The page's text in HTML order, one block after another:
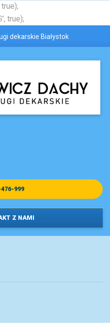
true);
dekarskie Białystok
Z NAMI
999